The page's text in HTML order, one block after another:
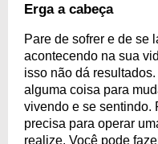
Erga a cabeça
Pare de sofrer e de se
acontecendo na sua
isso não dá
alguma coisa para
vivendo e se sentindo.
precisa para operar
realize. Você pode